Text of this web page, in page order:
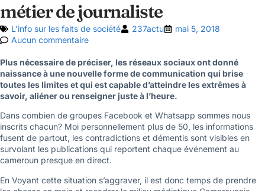
métier de journaliste
L'info sur les faits de société 237actu
mai 5, 2018
Aucun commentaire
Plus nécessaire de préciser, les réseaux sociaux ont donné
naissance à une nouvelle forme de communication qui brise
toutes les limites et qui est capable d’atteindre les extrêmes à
savoir, aliéner ou renseigner juste à l’heure.
Dans combien de groupes Facebook et Whatsapp sommes nous
inscrits chacun? Moi personnellement plus de 50, les informations
fusent de partout, les contradictions et démentis sont visibles en
survolant les publications qui reportent chaque événement au
cameroun presque en direct.
En Voyant cette situation s’aggraver, il est donc temps de prendre